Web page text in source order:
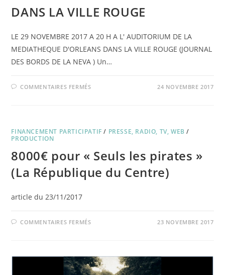
DANS LA VILLE ROUGE
LE 29 NOVEMBRE 2017 A 20 H A L' AUDITORIUM DE LA
MEDIATHEQUE D'ORLEANS DANS LA VILLE ROUGE (JOURNAL
DES BORDS DE LA NEVA ) Un…
COMMENTAIRES FERMÉSSUR 24 NOVEMBRE 2017
FINANCEMENT PARTICIPATIF / PRESSE, RADIO, TV, WEB /
PRODUCTION
8000€ pour « Seuls les pirates »
(La République du Centre)
article du 23/11/2017
COMMENTAIRES FERMÉSSUR
PIRATES »
(LA
RÉPUBLIQUE
23 NOVEMBRE 2017